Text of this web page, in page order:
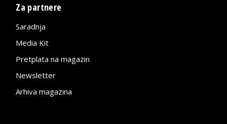
Za partnere
Saradnja
Media Kit
Pretplata na magazin
Newsletter
Arhiva magazina